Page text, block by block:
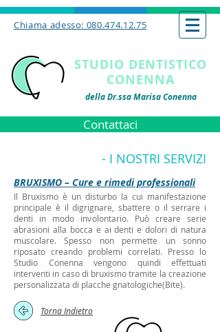
STUDIO DENTISTICO
CONENNA
Chiama adesso: 080.474.12.75
Contattaci
della Dr.ssa Marisa Conenna
BRUXISMO – Cure e rimedi professionali
Il Bruxismo è un disturbo la cui manifestazione
principale è il digrignare, sbattere o il serrare i
denti in modo involontario. Può creare serie
abrasioni alla bocca e ai denti e dolori di natura
muscolare. Spesso non permette un sonno
riposato creando problemi correlati. Presso lo
Studio Conenna vengono quindi effettuati
interventi in caso di bruxismo tramite la creazione
personalizzata di placche gnatologiche(Bite).
- I NOSTRI SERVIZI
Torna Indietro